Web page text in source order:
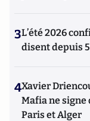
3L’été 2026
disent depuis
4Xavier
Mafia ne signe
Paris et Alger